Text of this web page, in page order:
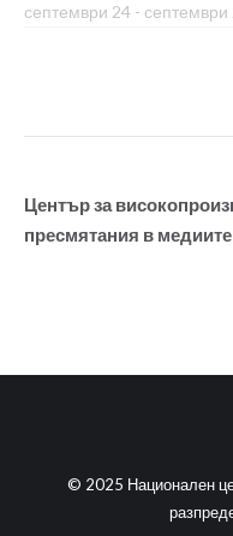
септември 24 - септември
Център за
пресмятания в медиите
© 2025 Национален